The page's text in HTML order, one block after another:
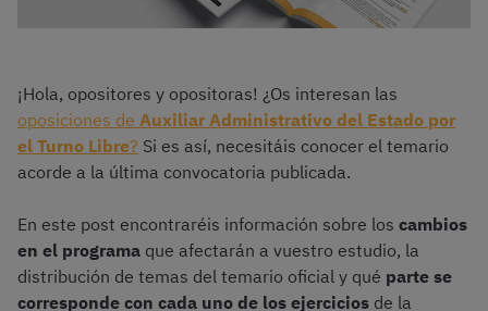
¡Hola, opositores y opositoras! ¿Os interesan las
oposiciones de Auxiliar Administrativo del Estado por
el Turno Libre? Si es así, necesitáis conocer el temario
acorde a la última convocatoria publicada.
En este post encontraréis información sobre los cambios
en el programa que afectarán a vuestro estudio, la
distribución de temas del temario oficial y qué parte se
corresponde con cada uno de los ejercicios de la